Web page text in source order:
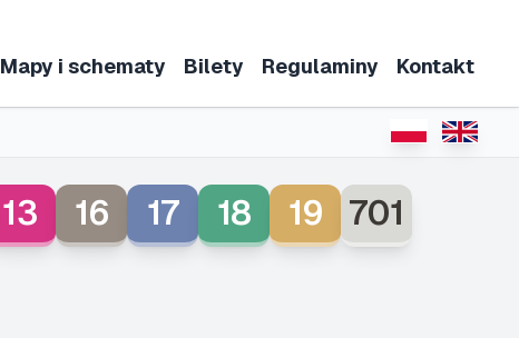
Mapy i schematy Bilety Regulaminy Kontakt
13 16 17 18 19 701